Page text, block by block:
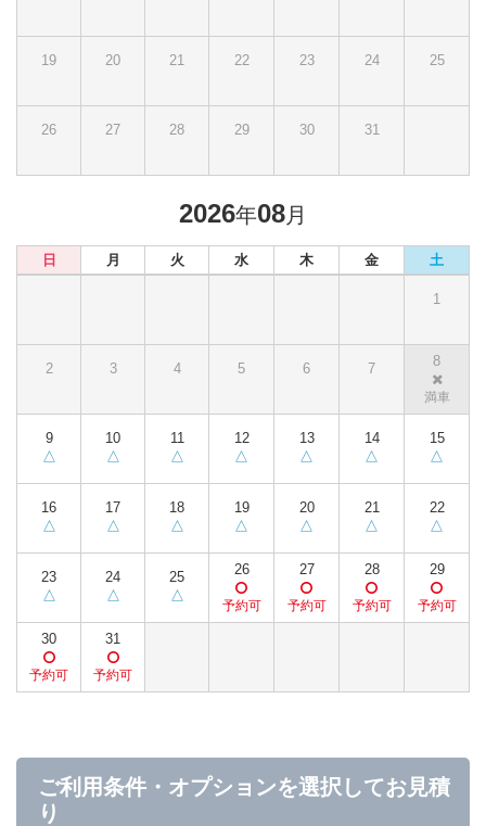
19 20 21 22 23 24 25
26 27 28 29 30 31
2026年08月
日 月 火 水 木 金 土
1
2 3 4 5 6 7 8
9 10 11 12 13 14 15
16 17 18 19 20 21 22
23 24 25 26 27 28 29
30 31
ご利用条件・オプションを選択してお見積
り